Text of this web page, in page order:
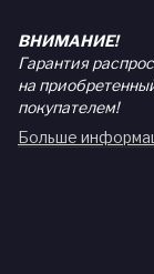
ВНИМАНИЕ!
Гарантия
на
покупателем!
Больше